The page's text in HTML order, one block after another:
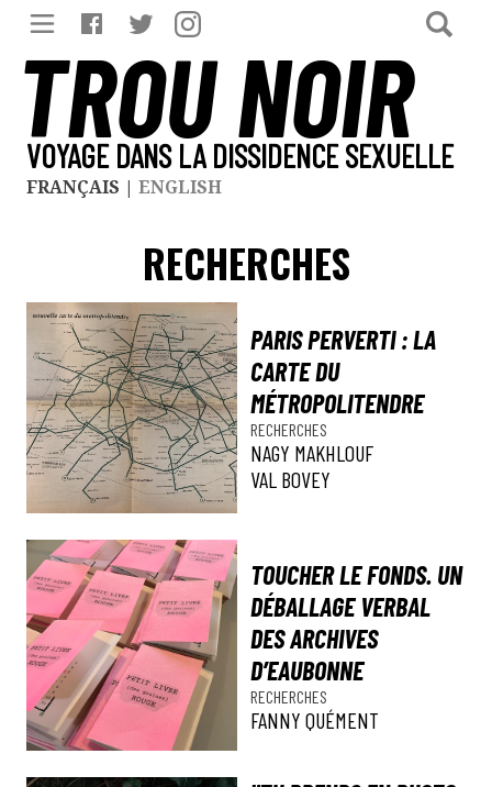
TROU NOIR
VOYAGE DANS LA DISSIDENCE SEXUELLE
FRANÇAIS | ENGLISH
RECHERCHES
PARIS PERVERTI : LA
CARTE DU
MÉTROPOLITENDRE
RECHERCHES
NAGY MAKHLOUF
VAL BOVEY
TOUCHER LE FONDS. UN
DÉBALLAGE VERBAL
DES ARCHIVES
D’EAUBONNE
RECHERCHES
FANNY QUÉMENT